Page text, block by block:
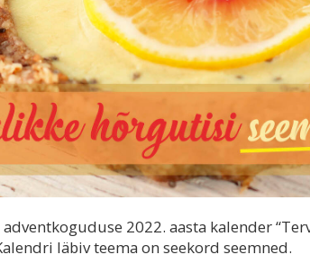
2022. aasta kalender
läbiv teema on seekord seemned.